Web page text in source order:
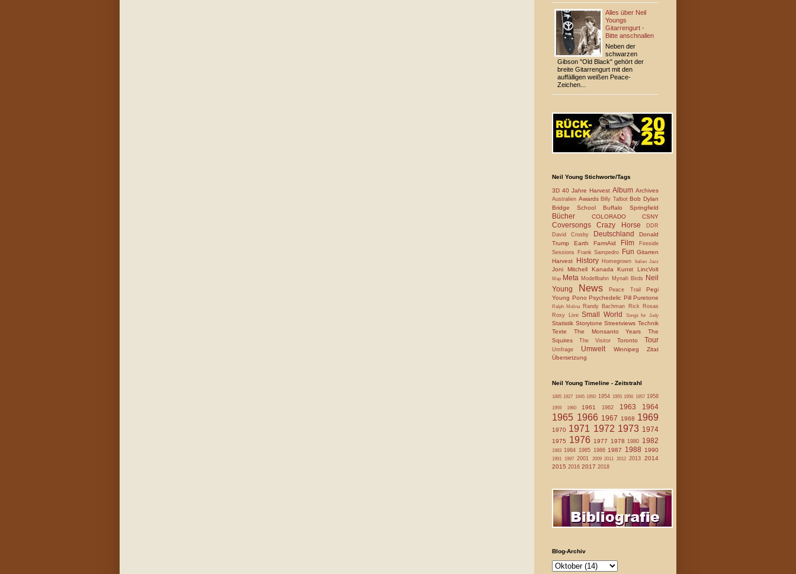
Alles über Neil
Youngs
Gitarrengurt -
Bitte anschnallen
Neben der
schwarzen
Gibson "Old Black" gehört der
breite Gitarrengurt mit den
auffälligen weißen Peace-
Zeichen...
Neil Young Stichworte/Tags
3D 40 Jahre Harvest Album Archives
Australien Awards Billy Talbot Bob Dylan
Bridge School Buffalo Springfield
Bücher COLORADO CSNY
CoversongsCrazy HorseDDR
David Crosby
Deutschland
Donald
Trump Earth FarmAid Film
Fireside
Sessions
Frank Sampedro Fun Gitarren
Harvest
History Homegrown Italien Jazz
Joni Mitchell Kanada Kunst LincVolt
Map MetaModellbahn Mynah Birds
Neil
Young
News Peace Trail Pegi
Young Pono Psychedelic Pill Puretone
Ralph Molina Randy Bachman
Rick Rosas
Roxy LiveSmall World Songs for Judy
Statistik StorytoneStreetviewsTechnik
Texte The Monsanto Years The
Squires The Visitor Toronto Tour
Umfrage Umwelt WinnipegZitat
Übersetzung
Neil Young Timeline - Zeitstrahl
18851927 19451950 1954 19551956 1957 1958
1959 1960 1961 1962 1963 1964
1965 1966 1967 1968 1969
1970 1971 1972 1973 1974
1975 1976 1977 19781980 1982
1983 1984 1985 19861987 19881990
1991 1997 2001 20092011201220132014
2015 2016 2017 2018
Blog-Archiv